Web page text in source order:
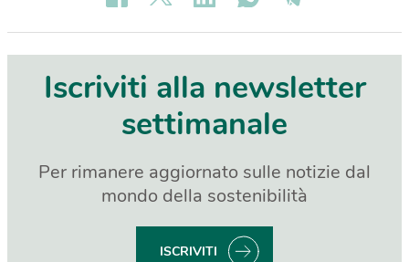
Iscriviti alla newsletter
settimanale
Per rimanere aggiornato sulle notizie dal
mondo della sostenibilità
ISCRIVITI